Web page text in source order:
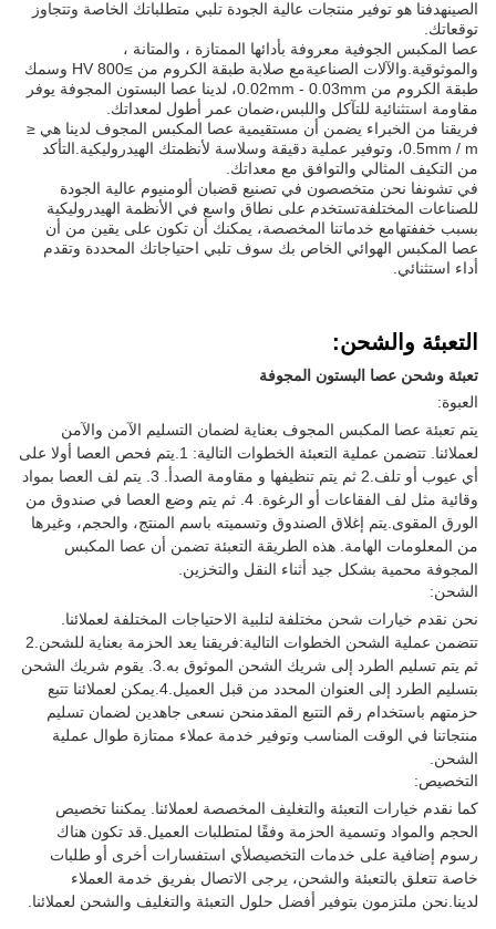
الصينهدفنا هو توفير منتجات عالية الجودة تلبي متطلباتك الخاصة وتتجاوز
توقعاتك.
عصا المكبس الجوفية معروفة بأدائها الممتازة ، والمتانة ،
والموثوقية.والآلات الصناعيةمع صلابة طبقة الكروم من ≥HV 800 وسمك
طبقة الكروم من 0.02mm - 0.03mm، لدينا عصا البستون المجوفة يوفر
مقاومة استثنائية للتآكل واللبس،ضمان عمر أطول لمعداتك.
فريقنا من الخبراء يضمن أن مستقيمية عصا المكبس المجوف لدينا هي ≤
0.5mm / m، وتوفير عملية دقيقة وسلاسة لأنظمتك الهيدروليكية.التأكد
من التكيف المثالي والتوافق مع معداتك.
في تشونفا نحن متخصصون في تصنيع قضبان ألومنيوم عالية الجودة
للصناعات المختلفةتستخدم على نطاق واسع في الأنظمة الهيدروليكية
بسبب خففتهامع خدماتنا المخصصة، يمكنك أن تكون على يقين من أن
عصا المكبس الهوائي الخاص بك سوف تلبي احتياجاتك المحددة وتقدم
أداء استثنائي.
التعبئة والشحن:
تعبئة وشحن عصا البستون المجوفة
العبوة:
يتم تعبئة عصا المكبس المجوف بعناية لضمان التسليم الآمن والآمن
لعملائنا. تتضمن عملية التعبئة الخطوات التالية: 1.يتم فحص العصا أولا على
أي عيوب أو تلف.2 ثم يتم تنظيفها و مقاومة الصدأ. 3. يتم لف العصا بمواد
وقائية مثل لف الفقاعات أو الرغوة. 4. ثم يتم وضع العصا في صندوق من
الورق المقوى.يتم إغلاق الصندوق وتسميته باسم المنتج، والحجم، وغيرها
من المعلومات الهامة. هذه الطريقة التعبئة تضمن أن عصا المكبس
المجوفة محمية بشكل جيد أثناء النقل والتخزين.
الشحن:
نحن نقدم خيارات شحن مختلفة لتلبية الاحتياجات المختلفة لعملائنا.
تتضمن عملية الشحن الخطوات التالية:فريقنا يعد الحزمة بعناية للشحن.2
ثم يتم تسليم الطرد إلى شريك الشحن الموثوق به.3. يقوم شريك الشحن
بتسليم الطرد إلى العنوان المحدد من قبل العميل.4.يمكن لعملائنا تتبع
حزمتهم باستخدام رقم التتبع المقدمنحن نسعى جاهدين لضمان تسليم
منتجاتنا في الوقت المناسب وتوفير خدمة عملاء ممتازة طوال عملية
الشحن.
التخصيص:
كما نقدم خيارات التعبئة والتغليف المخصصة لعملائنا. يمكننا تخصيص
الحجم والمواد وتسمية الحزمة وفقًا لمتطلبات العميل.قد تكون هناك
رسوم إضافية على خدمات التخصيصلأي استفسارات أخرى أو طلبات
خاصة تتعلق بالتعبئة والشحن، يرجى الاتصال بفريق خدمة العملاء
لدينا.نحن ملتزمون بتوفير أفضل حلول التعبئة والتغليف والشحن لعملائنا.